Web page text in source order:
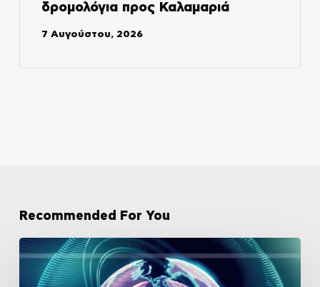
δρομολόγια προς Καλαμαριά
7 Αυγούστου, 2026
Recommended For You